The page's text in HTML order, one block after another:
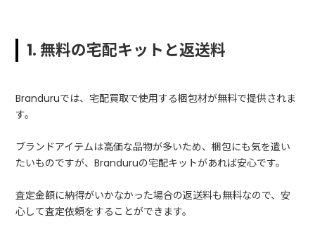
1. 無料の宅配キットと返送料
Branduruでは、宅配買取で使用する梱包材が無料で提供されま
す。
ブランドアイテムは高価な品物が多いため、梱包にも気を遣い
たいものですが、Branduruの宅配キットがあれば安心です。
査定金額に納得がいかなかった場合の返送料も無料なので、安
心して査定依頼をすることができます。